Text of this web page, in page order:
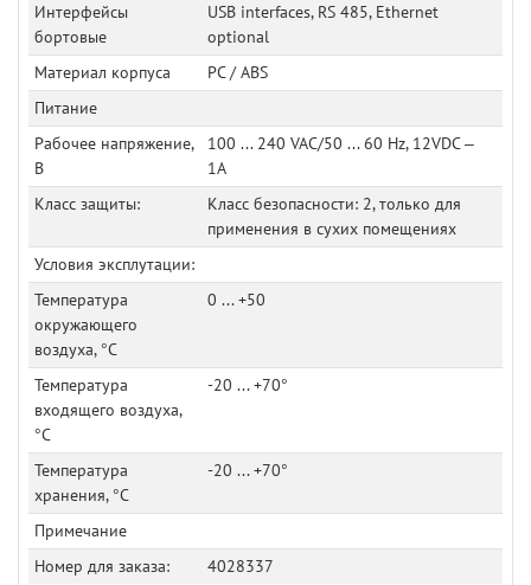
Интерфейсы
бортовые
USB interfaces, RS 485, Ethernet
optional
Материал корпуса
PC / ABS
Питание
Рабочее напряжение,
В
100 ... 240 VAC/50 ... 60 Hz, 12VDC –
1A
Класс защиты:
Класс безопасности: 2, только для
применения в сухих помещениях
Условия эксплутации:
Температура
окружающего
воздуха, °C
0 ... +50
Температура
входящего воздуха,
°C
-20 ... +70°
Температура
хранения, °C
-20 ... +70°
Примечание
Номер для заказа:
4028337